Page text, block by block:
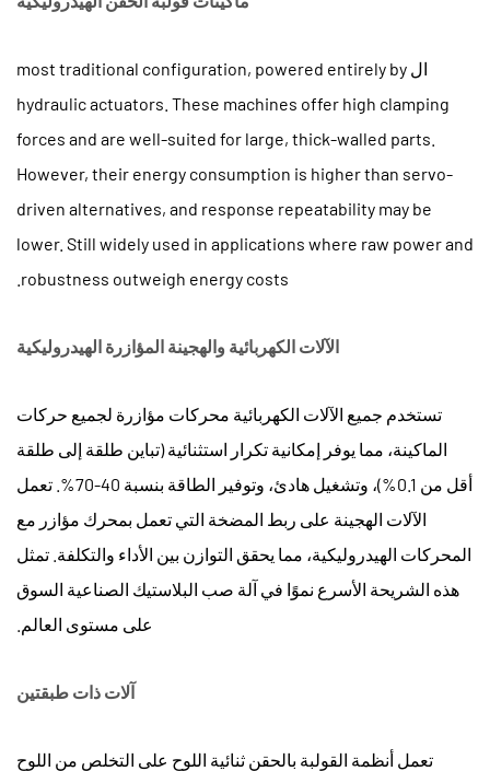
متطلبات
الإنتاج
عيوب
الشائعة
لقطات
قصيرة
علامات
بالوعة
الفقاعات
ال most traditional configuration, powered entirely by
hydraulic actuators. These machines offer high clamping
forces and are well-suited for large, thick-walled parts.
However, their energy consumption is higher than servo-
driven alternatives, and response repeatability may be
lower. Still widely used in applications where raw power and
robustness outweigh energy costs.
الآلات الكهربائية والهجينة المؤازرة الهيدروليكية
تستخدم جميع الآلات الكهربائية محركات مؤازرة لجميع حركات
الماكينة، مما يوفر إمكانية تكرار استثنائية (تباين طلقة إلى طلقة
أقل من 0.1%)، وتشغيل هادئ، وتوفير الطاقة بنسبة 40-70%. تعمل
الآلات الهجينة على ربط المضخة التي تعمل بمحرك مؤازر مع
المحركات الهيدروليكية، مما يحقق التوازن بين الأداء والتكلفة. تمثل
هذه الشريحة الأسرع نموًا في آلة صب البلاستيك الصناعية السوق
على مستوى العالم.
آلات ذات طبقتين
تعمل أنظمة القولبة بالحقن ثنائية اللوح على التخلص من اللوح